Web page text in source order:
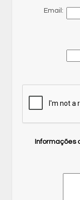
Email:
Informações